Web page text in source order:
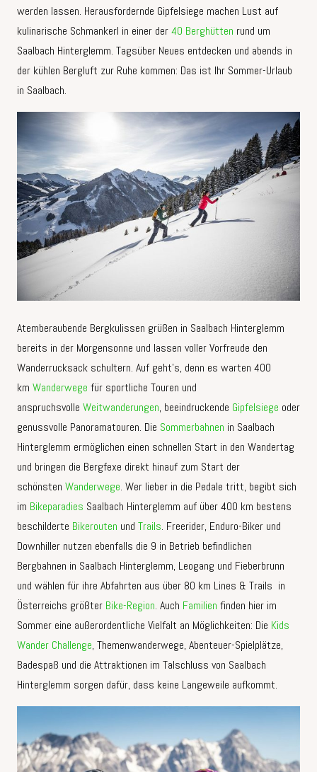
werden lassen. Herausfordernde Gipfelsiege machen Lust auf
kulinarische Schmankerl in einer der40 Berghütten rund um
Saalbach Hinterglemm. Tagsüber Neues entdecken und abends in
der kühlen Bergluft zur Ruhe kommen: Das ist Ihr Sommer-Urlaub
in Saalbach.
Atemberaubende Bergkulissen grüßen in Saalbach Hinterglemm
bereits in der Morgensonne und lassen voller Vorfreude den
Wanderrucksack schultern. Auf geht’s, denn es warten 400
km Wanderwege für sportliche Touren und
anspruchsvolle Weitwanderungen, beeindruckende Gipfelsiege oder
genussvolle Panoramatouren. Die Sommerbahnen in Saalbach
Hinterglemm ermöglichen einen schnellen Start in den Wandertag
und bringen die Bergfexe direkt hinauf zum Start der
schönsten Wanderwege. Wer lieber in die Pedale tritt, begibt sich
im Bikeparadies Saalbach Hinterglemm auf über 400 km bestens
beschilderte Bikerouten und Trails. Freerider, Enduro-Biker und
Downhiller nutzen ebenfalls die 9 in Betrieb befindlichen
Bergbahnen in Saalbach Hinterglemm, Leogang und Fieberbrunn
und wählen für ihre Abfahrten aus über 80 km Lines & Trails in
Österreichs größter Bike-Region. Auch Familien finden hier im
Sommer eine außerordentliche Vielfalt an Möglichkeiten: Die Kids
Wander Challenge, Themenwanderwege, Abenteuer-Spielplätze,
Badespaß und die Attraktionen im Talschluss von Saalbach
Hinterglemm sorgen dafür, dass keine Langeweile aufkommt.